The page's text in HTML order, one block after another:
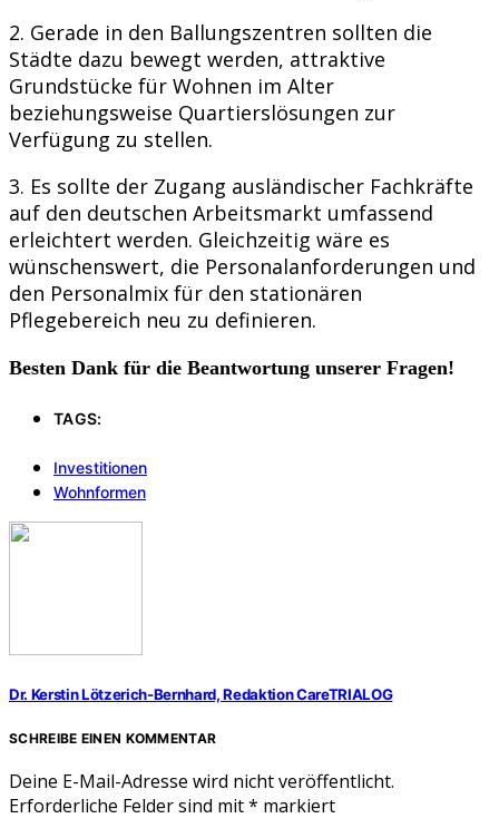
2. Gerade in den Ballungszentren sollten die
Städte dazu bewegt werden, attraktive
Grundstücke für Wohnen im Alter
beziehungsweise Quartierslösungen zur
Verfügung zu stellen.
3. Es sollte der Zugang ausländischer Fachkräfte
auf den deutschen Arbeitsmarkt umfassend
erleichtert werden. Gleichzeitig wäre es
wünschenswert, die Personalanforderungen und
den Personalmix für den stationären
Pflegebereich neu zu definieren.
Besten Dank für die Beantwortung unserer Fragen!
TAGS:
Investitionen
Wohnformen
Dr. Kerstin Lötzerich-Bernhard, Redaktion CareTRIALOG
SCHREIBE EINEN KOMMENTAR
Deine E-Mail-Adresse wird nicht veröffentlicht.
Erforderliche Felder sind mit* markiert